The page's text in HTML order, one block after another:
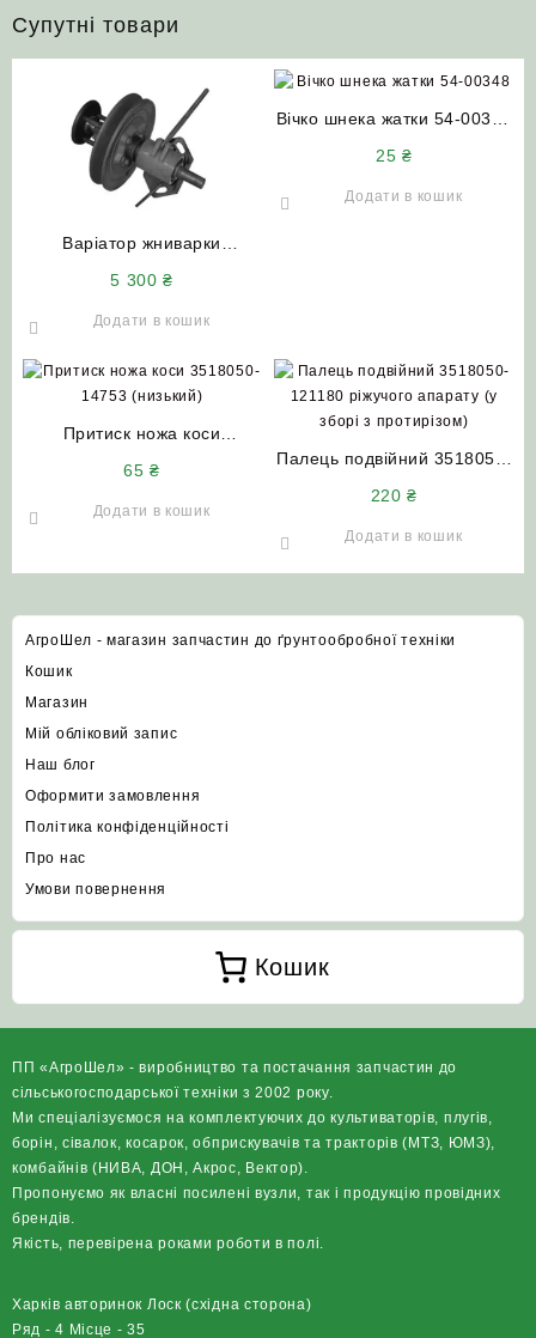
Супутні товари
Варіатор жниварки
кронштейном) ДОН-1500
5 300₴
Додати в кошик
Вічко шнека жатки 54-00348
25₴
Додати в кошик
Притиск ножа коси
65₴
Додати в кошик
Палець подвійний 3518050-
ДОН-1500 А/Б
220₴
Додати в кошик
АгроШел - магазин запчастин до ґрунтообробної техніки
Кошик
Магазин
Мій обліковий запис
Наш блог
Оформити замовлення
Політика конфіденційності
Про нас
Умови повернення
Кошик
ПП «АгроШел» - виробництво та постачання запчастин до
сільськогосподарської техніки з 2002 року.
Ми спеціалізуємося на комплектуючих до культиваторів, плугів,
борін, сівалок, косарок, обприскувачів та тракторів (МТЗ, ЮМЗ),
комбайнів (НИВА, ДОН, Акрос, Вектор).
Пропонуємо як власні посилені вузли, так і продукцію провідних
брендів.
Якість, перевірена роками роботи в полі.
Харків авторинок Лоск (східна сторона)
Ряд - 4 Місце - 35